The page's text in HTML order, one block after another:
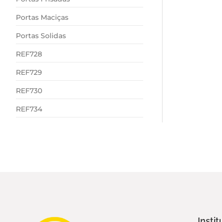
Portas Maciças
Portas Solidas
REF728
REF729
REF730
REF734